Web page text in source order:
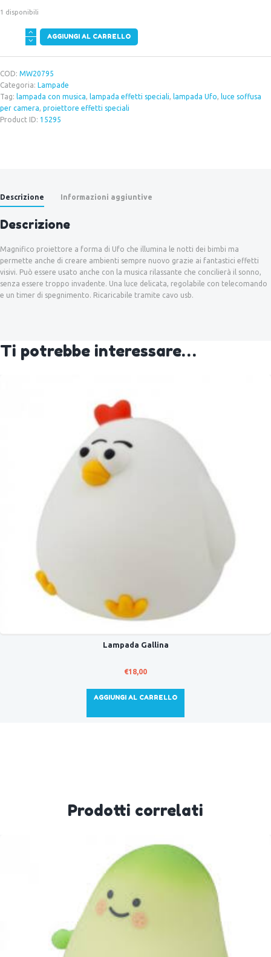
1 disponibili
Lampada
proiettore
Ufo
AGGIUNGI AL CARRELLO
COD: MW20795
Categoria: Lampade
Tag: lampada con musica, lampada effetti speciali, lampada Ufo, luce soffusa
per camera, proiettore effetti speciali
Product ID: 15295
Descrizione Informazioni aggiuntive
Descrizione
Magnifico proiettore a forma di Ufo che illumina le notti dei bimbi ma
permette anche di creare ambienti sempre nuovo grazie ai fantastici effetti
visivi. Può essere usato anche con la musica rilassante che concilierà il sonno,
senza essere troppo invadente. Una luce delicata, regolabile con telecomando
e un timer di spegnimento. Ricaricabile tramite cavo usb.
Ti potrebbe interessare…
Lampada Gallina
€18,00
AGGIUNGI AL CARRELLO
Prodotti correlati